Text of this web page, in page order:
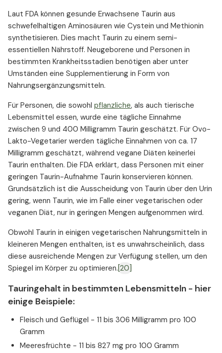
Laut FDA können gesunde Erwachsene Taurin aus
schwefelhaltigen Aminosäuren wie Cystein und Methionin
synthetisieren. Dies macht Taurin zu einem semi-
essentiellen Nährstoff. Neugeborene und Personen in
bestimmten Krankheitsstadien benötigen aber unter
Umständen eine Supplementierung in Form von
Nahrungsergänzungsmitteln.
Für Personen, die sowohl pflanzliche, als auch tierische
Lebensmittel essen, wurde eine tägliche Einnahme
zwischen 9 und 400 Milligramm Taurin geschätzt. Für Ovo-
Lakto-Vegetarier werden tägliche Einnahmen von ca. 17
Milligramm geschätzt, während vegane Diäten keinerlei
Taurin enthalten. Die FDA erklärt, dass Personen mit einer
geringen Taurin-Aufnahme Taurin konservieren können.
Grundsätzlich ist die Ausscheidung von Taurin über den Urin
gering, wenn Taurin, wie im Falle einer vegetarischen oder
veganen Diät, nur in geringen Mengen aufgenommen wird.
Obwohl Taurin in einigen vegetarischen Nahrungsmitteln in
kleineren Mengen enthalten, ist es unwahrscheinlich, dass
diese ausreichende Mengen zur Verfügung stellen, um den
Spiegel im Körper zu optimieren. [20]
Tauringehalt in bestimmten Lebensmitteln - hier
einige Beispiele:
Fleisch und Geflügel - 11 bis 306 Milligramm pro 100
Gramm
Meeresfrüchte - 11 bis 827 mg pro 100 Gramm